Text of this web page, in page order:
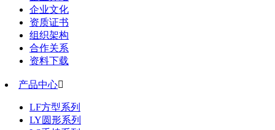
企业文化
资质证书
组织架构
合作关系
资料下载
产品中心
LF方型系列
LY圆形系列